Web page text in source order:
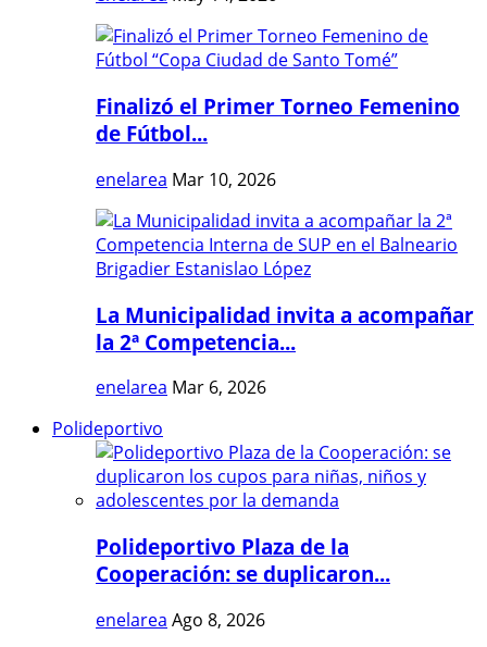
Finalizó el Primer Torneo Femenino
de Fútbol...
enelarea Mar 10, 2026
La Municipalidad invita a acompañar
la 2ª Competencia...
enelarea Mar 6, 2026
Polideportivo
Polideportivo Plaza de la
Cooperación: se duplicaron...
enelarea Ago 8, 2026